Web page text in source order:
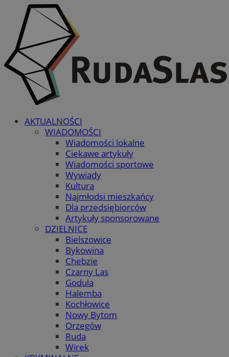
AKTUALNOŚCI
WIADOMOŚCI
Wiadomości lokalne
Ciekawe artykuły
Wiadomości sportowe
Wywiady
Kultura
Najmłodsi mieszkańcy
Dla przedsiębiorców
Artykuły sponsorowane
DZIELNICE
Bielszowice
Bykowina
Chebzie
Czarny Las
Godula
Halemba
Kochłowice
Nowy Bytom
Orzegów
Ruda
Wirek